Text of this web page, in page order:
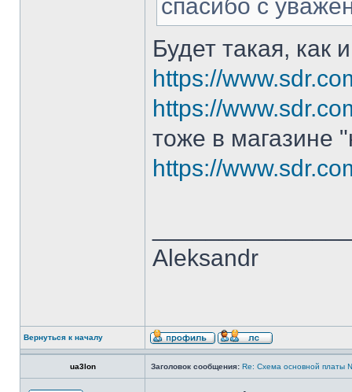
спасибо с
Будет такая, как
https://
https://
тоже в магазине
https://
Aleksandr
Вернуться к началу
ua3lon Заголовок сообщения: Re: Cхема основной платы